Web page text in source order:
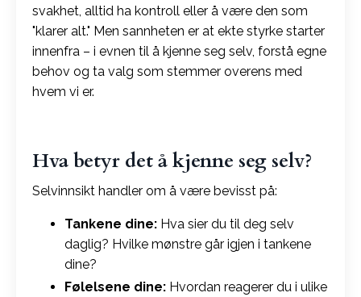
svakhet, alltid ha kontroll eller å være den som
"klarer alt." Men sannheten er at ekte styrke starter
innenfra – i evnen til å kjenne seg selv, forstå egne
behov og ta valg som stemmer overens med
hvem vi er.
Hva betyr det å kjenne seg selv?
Selvinnsikt handler om å være bevisst på:
Tankene dine: Hva sier du til deg selv
daglig? Hvilke mønstre går igjen i tankene
dine?
Følelsene dine: Hvordan reagerer du i ulike